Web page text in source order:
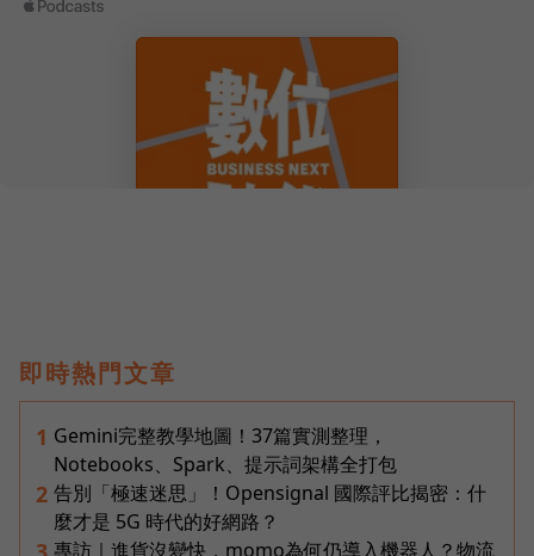
即時熱門文章
1 Gemini完整教學地圖！37篇實測整理，
Notebooks、Spark、提示詞架構全打包
2 告別「極速迷思」！Opensignal 國際評比揭密：什
麼才是 5G 時代的好網路？
專訪｜進貨沒變快，momo為何仍導入機器人？物流